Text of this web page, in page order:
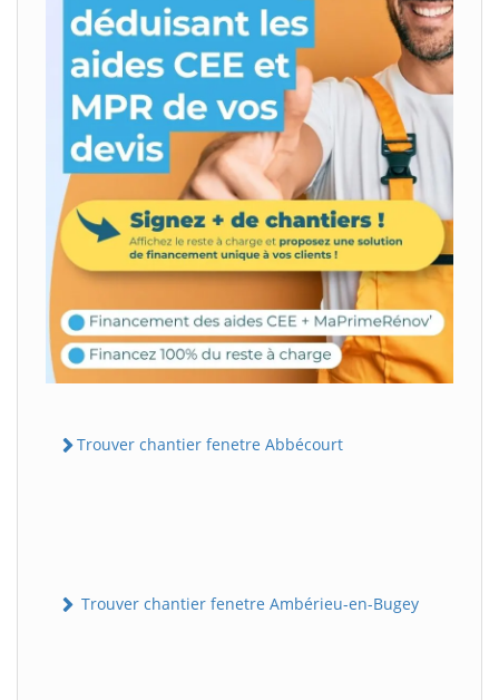
Trouver chantier fenetre Abbécourt
Trouver chantier fenetre Ambérieu-en-Bugey